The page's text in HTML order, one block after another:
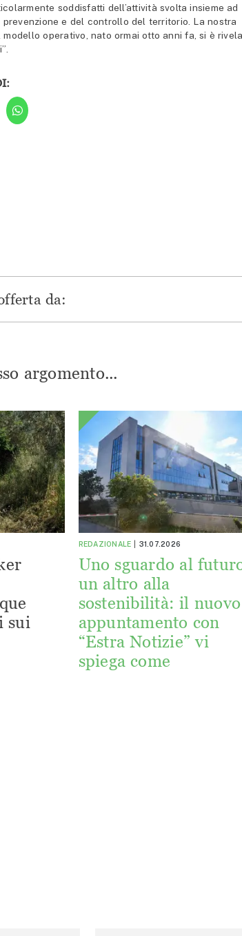
soddisfatti dell’attività svolta insieme ad
e del controllo del territorio. La nostra
operativo, nato ormai otto anni fa, si è
condividere
Fai
clic
per
da:
argomento...
sui
REDAZIONALE 31.07.2026
Uno sguardo al
un altro alla
sostenibilità: il nuovo
appuntamento con
“Estra Notizie” vi
spiega come